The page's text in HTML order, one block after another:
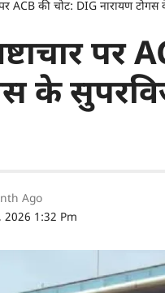
पर ACB की चोट: DIG नारायण
पर
के
2026 1:32 Pm
Ago